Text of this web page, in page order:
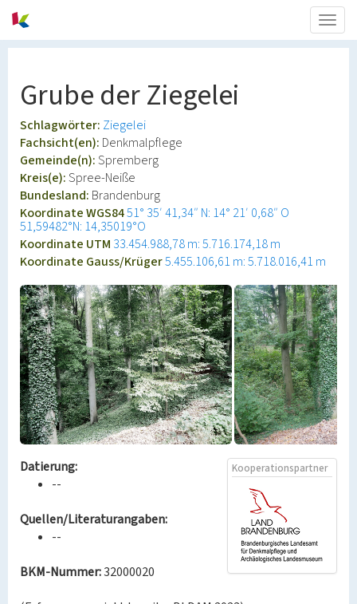
Grube der Ziegelei
Schlagwörter: Ziegelei
Fachsicht(en): Denkmalpflege
Gemeinde(n):Spremberg
Kreis(e):Spree-Neiße
Bundesland: Brandenburg
Koordinate WGS8451° 35′ 41,34″ N: 14° 21′ 0,68″ O
51,59482°N: 14,35019°O
Koordinate UTM 33.454.988,78 m: 5.716.174,18 m
Koordinate Gauss/Krüger5.455.106,61 m: 5.718.016,41 m
Kooperationspartner
Datierung:
--
Quellen/Literaturangaben:
--
BKM-Nummer:32000020